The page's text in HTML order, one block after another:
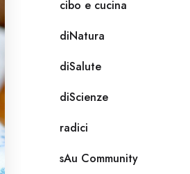
cibo e cucina
diNatura
diSalute
diScienze
radici
sAu Community